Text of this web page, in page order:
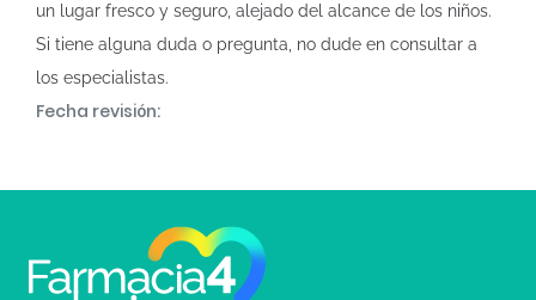
un lugar fresco y seguro, alejado del alcance de los niños.
Si tiene alguna duda o pregunta, no dude en consultar a
los especialistas.
Fecha revisión: